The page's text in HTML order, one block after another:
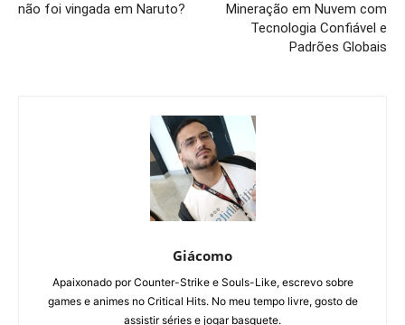
não foi vingada em Naruto?
Mineração em Nuvem com
Tecnologia Confiável e
Padrões Globais
Giácomo
Apaixonado por Counter-Strike e Souls-Like, escrevo sobre
games e animes no Critical Hits. No meu tempo livre, gosto de
assistir séries e jogar basquete.